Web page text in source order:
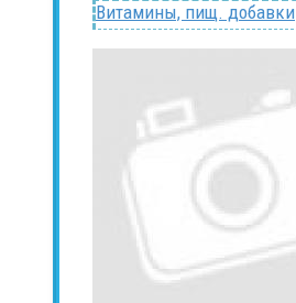
Витамины, пищ. добавки